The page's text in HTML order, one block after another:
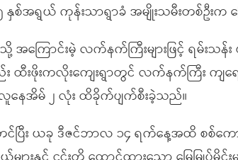
ယ် ကုန်းသာရွာခံ အမျိုးသမီးတစ်ဦးက ပ
ကြောင်းမဲ့ လက်နက်ကြီးများဖြင့် ရမ်းသန်
းဖိုးကလိုးကျေးရွာတွင် လက်နက်ကြီး ကျရ
နေအိမ် ၂ လုံး ထိခိုက်ပျက်စီးခဲ့သည်။
ပြီး ယခု ဒီဇင်ဘာလ ၁၄ ရက်နေ့အထိ စစ်က